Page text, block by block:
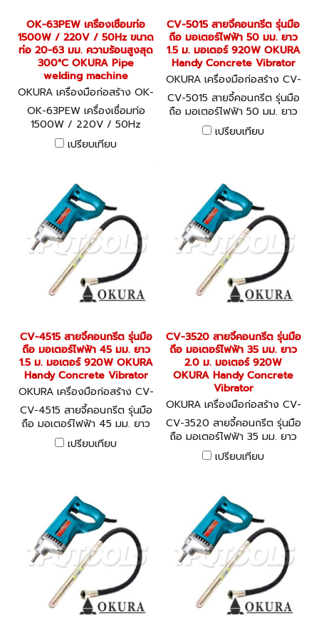
OK-63PEW เครื่องเชื่อมท่อ
1500W / 220V / 50Hz ขนาด
ท่อ 20-63 มม. ความร้อนสูงสุด
300°C OKURA Pipe
welding machine
OKURA เครื่องมือก่อสร้าง OK-
63PEW
OK-63PEW เครื่องเชื่อมท่อ
1500W / 220V / 50Hz
ขนาดท่อ 20-63 มม. ความร้อน
สูงสุด 300°C OKURA Pipe
เปรียบเทียบ
CV-5015 สายจี้คอนกรีต รุ่นมือ
ถือ มอเตอร์ไฟฟ้า 50 มม. ยาว
1.5 ม. มอเตอร์ 920W OKURA
Handy Concrete Vibrator
OKURA เครื่องมือก่อสร้าง CV-
5015
CV-5015 สายจี้คอนกรีต รุ่นมือ
ถือ มอเตอร์ไฟฟ้า 50 มม. ยาว
1.5 ม. มอเตอร์ 920W OKURA
Handy Concrete Vibrator
เปรียบเทียบ
CV-4515 สายจี้คอนกรีต รุ่นมือ
ถือ มอเตอร์ไฟฟ้า 45 มม. ยาว
1.5 ม. มอเตอร์ 920W OKURA
Handy Concrete Vibrator
OKURA เครื่องมือก่อสร้าง CV-
4515
CV-4515 สายจี้คอนกรีต รุ่นมือ
ถือ มอเตอร์ไฟฟ้า 45 มม. ยาว
1.5 ม. มอเตอร์ 920W OKURA
Handy Concrete Vibrator
เปรียบเทียบ
CV-3520 สายจี้คอนกรีต รุ่นมือ
ถือ มอเตอร์ไฟฟ้า 35 มม. ยาว
2.0 ม. มอเตอร์ 920W
OKURA Handy Concrete
Vibrator
OKURA เครื่องมือก่อสร้าง CV-
3520
CV-3520 สายจี้คอนกรีต รุ่นมือ
ถือ มอเตอร์ไฟฟ้า 35 มม. ยาว
2.0 ม. มอเตอร์ 920W
OKURA Handy Concrete
เปรียบเทียบ